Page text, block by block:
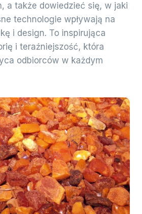
a także dowiedzieć się, w jaki
technologie wpływają na
i design. To inspirująca
i teraźniejszość, która
odbiorców w każdym